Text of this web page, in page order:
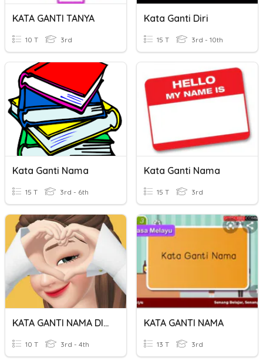
KATA GANTI TANYA
10 T 3rd
Kata Ganti Diri
15 T 3rd - 10th
Kata Ganti Nama
15 T 3rd - 6th
Kata Ganti Nama
15 T 3rd
KATA GANTI NAMA DIRI
10 T 3rd - 4th
KATA GANTI NAMA
13 T 3rd